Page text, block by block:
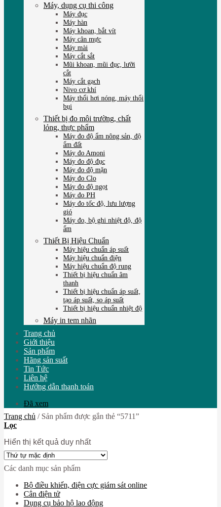
Máy, dụng cụ thi công
Máy đục
Máy hàn
Máy khoan, bắt vít
Máy cân mực
Máy mài
Máy cắt sắt
Mũi khoan, mũi đục, lưỡi
cắt
Máy cắt gạch
Nivo cơ khí
Máy thổi hơi nóng, máy thổi
bụi
Thiết bị đo môi trường, chất
lỏng, thực phẩm
Máy đo độ ẩm nông sản, độ
ẩm đất
Máy đo Amoni
Máy đo độ đục
Máy đo độ mặn
Máy đo Clo
Máy đo độ ngọt
Máy đo PH
Máy đo tốc độ, lưu lượng
gió
Máy đo, bộ ghi nhiệt độ, độ
ẩm
Thiết Bị Hiệu Chuẩn
Máy hiệu chuẩn áp suất
Máy hiệu chuẩn điện
Máy hiệu chuẩn độ rung
Thiết bị hiệu chuẩn âm
thanh
Thiết bị hiệu chuẩn áp suất,
tạo áp suất, so áp suất
Thiết bị hiệu chuẩn nhiệt độ
Máy in tem nhãn
Trang chủ
Giới thiệu
Sản phẩm
Hãng sản suất
Tin Tức
Liên hệ
Hướng dẫn thanh toán
Đã xem
Trang chủ /Sản phẩm được gắn thẻ “5711”
Lọc
Hiển thị kết quả duy nhất
Các danh mục sản phẩm
Bộ điều khiển, điện cực giám sát online
Cân điện tử
Dụng cụ bảo hộ lao động